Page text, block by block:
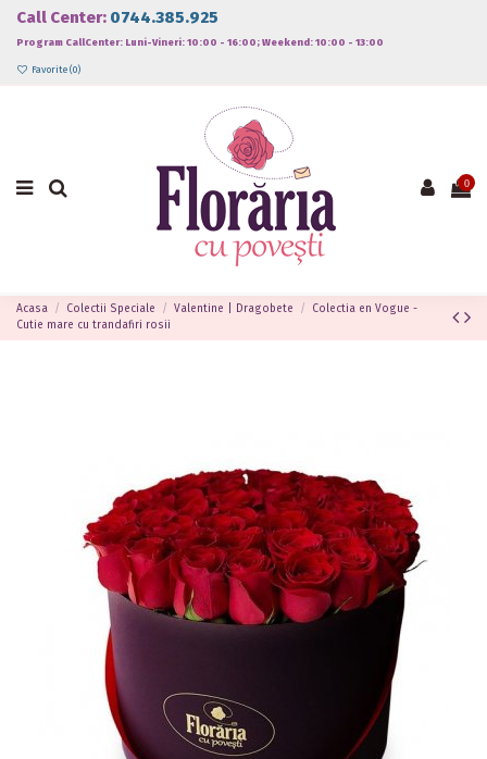
Call Center: 0744.385.925
Program CallCenter: Luni-Vineri: 10:00 - 16:00; Weekend: 10:00 - 13:00
Favorite (0)
0
Acasa Colectii Speciale Valentine | Dragobete
Colectia en Vogue -
Cutie mare cu trandafiri rosii